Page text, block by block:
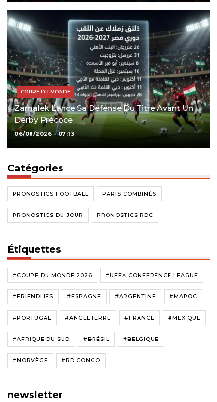
COUPE DU MONDE
Zamalek Lance Sa Défense Du Titre Avant Un
Derby Précoce
06/08/2026 - 07:13
Catégories
PRONOSTICS FOOTBALL PARIS COMBINÉS
PRONOSTICS DU JOUR PRONOSTICS RDC
Étiquettes
#COUPE DU MONDE 2026 #UEFA CONFERENCE LEAGUE
#FRIENDLIES #ESPAGNE #ARGENTINE #MAROC
#PORTUGAL #ANGLETERRE #FRANCE #MEXIQUE
#AFRIQUE DU SUD #BRÉSIL #BELGIQUE
#NORVÈGE #RD CONGO
newsletter